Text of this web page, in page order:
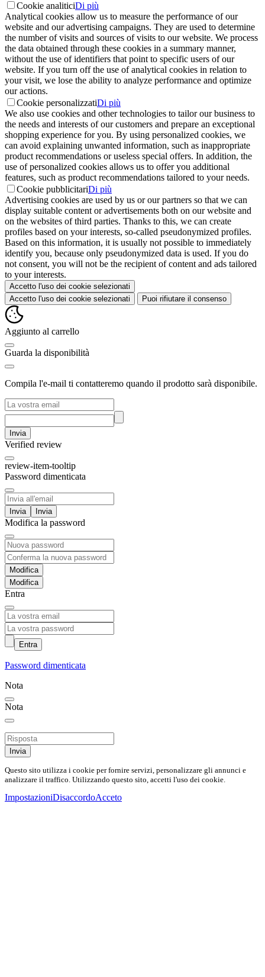
Cookie analiticiDi più
Analytical cookies allow us to measure the performance of our
website and our advertising campaigns. They are used to determine
the number of visits and sources of visits to our website. We process
the data obtained through these cookies in a summary manner,
without the use of identifiers that point to specific users of our
website. If you turn off the use of analytical cookies in relation to
your visit, we lose the ability to analyze performance and optimize
our actions.
Cookie personalizzatiDi più
We also use cookies and other technologies to tailor our business to
the needs and interests of our customers and prepare an exceptional
shopping experience for you. By using personalized cookies, we
can avoid explaining unwanted information, such as inappropriate
product recommendations or useless special offers. In addition, the
use of personalized cookies allows us to offer you additional
features, such as product recommendations tailored to your needs.
Cookie pubblicitariDi più
Advertising cookies are used by us or our partners so that we can
display suitable content or advertisements both on our website and
on the websites of third parties. Thanks to this, we can create
profiles based on your interests, so-called pseudonymized profiles.
Based on this information, it is usually not possible to immediately
identify you, because only pseudonymized data is used. If you do
not consent, you will not be the recipient of content and ads tailored
to your interests.
Accetto l'uso dei cookie selezionati
Accetto l'uso dei cookie selezionati
Puoi rifiutare il consenso
Aggiunto al carrello
Guarda la disponibilità
Compila l'e-mail ti contatteremo quando il prodotto sarà disponibile.
Invia
Verified review
review-item-tooltip
Password dimenticata
Invia
Modifica la password
Modifica
Entra
Entra
Password dimenticata
Nota
Nota
Invia
Questo sito utilizza i cookie per fornire servizi, personalizzare gli annunci e
analizzare il traffico. Utilizzando questo sito, accetti l'uso dei cookie.
ImpostazioniDisaccordoAcceto